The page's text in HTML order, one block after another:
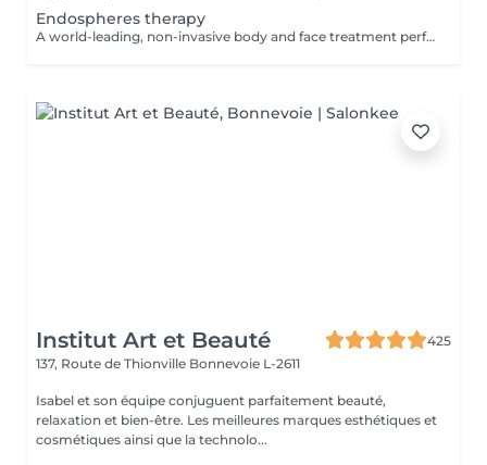
Endospheres therapy
A world-leading, non-invasive body and face treatment performed using the original 3rd-generation Endospheres® technology one of the most advanced solutions on the market for sculpting, drainage, and skin firming. This Italian medical technology combines microvibration, deep lymphatic drainage, and muscle stimulation to deliver visible results from the very first session. Why Endospheres® at NUU: Original 3rd-generation Endospheres® device · Authentic Italian technology · Instant lightness, firmness, and contouring · Safe, natural, and highly effective · No downtime Key benefits: Reduces cellulite and water retention Improves blood and lymphatic circulation Firms and tightens the skin Relieves muscle tension and heaviness Stimulates collagen and natural glow A.F.T. (Abdominal Fat Treatment) Advanced thermal and vacuum technology designed to activate fat metabolism, enhance lymphatic drainage, and sculpt the abdominal area safely and comfortably. Recommended from: 18+ Post-care: No downtime Frequency: Course recommended for optimal results Results are visible and progressive with regular sessions.
Institut Art et Beauté
425
137, Route de Thionville Bonnevoie L-2611
Isabel et son équipe conjuguent parfaitement beauté,
relaxation et bien-être. Les meilleures marques esthétiques et
cosmétiques ainsi que la technolo...